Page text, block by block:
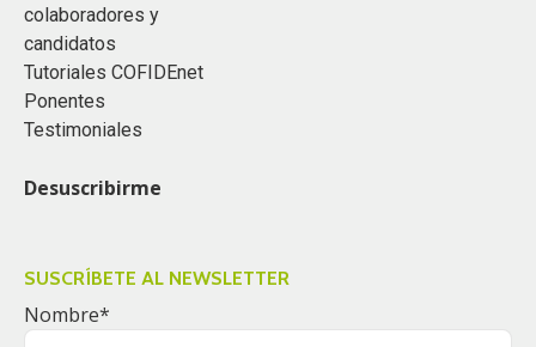
colaboradores y
candidatos
Tutoriales COFIDEnet
Ponentes
Testimoniales
Desuscribirme
SUSCRÍBETE AL NEWSLETTER
Nombre*